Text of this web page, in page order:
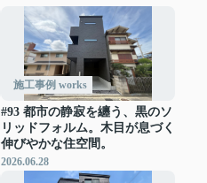
施工事例 works
#93 都市の静寂を纏う、黒のソ
リッドフォルム。木目が息づく
伸びやかな住空間。
2026.06.28